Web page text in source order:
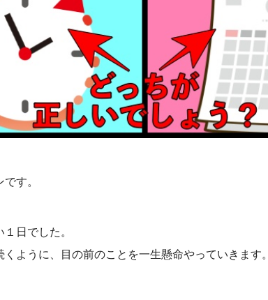
す。
日でした。
くように、目の前のことを一生懸命やっていきます。